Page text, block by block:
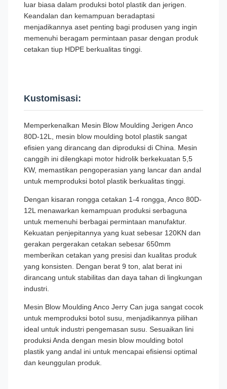
luar biasa dalam produksi botol plastik dan jerigen.
Keandalan dan kemampuan beradaptasi
menjadikannya aset penting bagi produsen yang ingin
memenuhi beragam permintaan pasar dengan produk
cetakan tiup HDPE berkualitas tinggi.
Kustomisasi:
Memperkenalkan Mesin Blow Moulding Jerigen Anco
80D-12L, mesin blow moulding botol plastik sangat
efisien yang dirancang dan diproduksi di China. Mesin
canggih ini dilengkapi motor hidrolik berkekuatan 5,5
KW, memastikan pengoperasian yang lancar dan andal
untuk memproduksi botol plastik berkualitas tinggi.
Dengan kisaran rongga cetakan 1-4 rongga, Anco 80D-
12L menawarkan kemampuan produksi serbaguna
untuk memenuhi berbagai permintaan manufaktur.
Kekuatan penjepitannya yang kuat sebesar 120KN dan
gerakan pergerakan cetakan sebesar 650mm
memberikan cetakan yang presisi dan kualitas produk
yang konsisten. Dengan berat 9 ton, alat berat ini
dirancang untuk stabilitas dan daya tahan di lingkungan
industri.
Mesin Blow Moulding Anco Jerry Can juga sangat cocok
untuk memproduksi botol susu, menjadikannya pilihan
ideal untuk industri pengemasan susu. Sesuaikan lini
produksi Anda dengan mesin blow moulding botol
plastik yang andal ini untuk mencapai efisiensi optimal
dan keunggulan produk.